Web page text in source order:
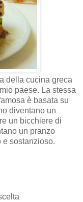
della cucina greca
paese. La stessa
è basata su
diventano un
un bicchiere di
un pranzo
e sostanzioso.